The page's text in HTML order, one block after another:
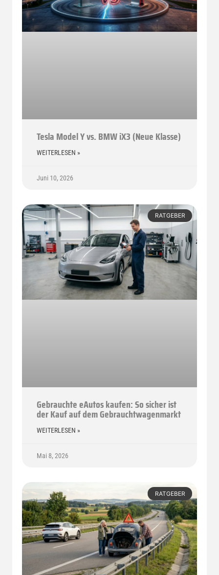
Tesla Model Y vs. BMW iX3 (Neue Klasse)
WEITERLESEN »
Juni 10, 2026
RATGEBER
Gebrauchte eAutos kaufen: So sicher ist
der Kauf auf dem Gebrauchtwagenmarkt
WEITERLESEN »
Mai 8, 2026
RATGEBER